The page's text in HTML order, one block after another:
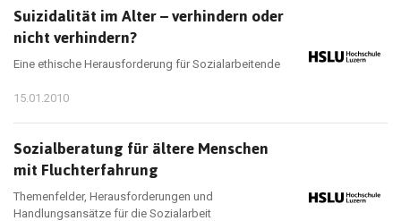
Suizidalität im Alter – verhindern oder
nicht verhindern?
Eine ethische Herausforderung für Sozialarbeitende
15.01.2010
Sozialberatung für ältere Menschen
mit Fluchterfahrung
Themenfelder, Herausforderungen und
Handlungsansätze für die Sozialarbeit